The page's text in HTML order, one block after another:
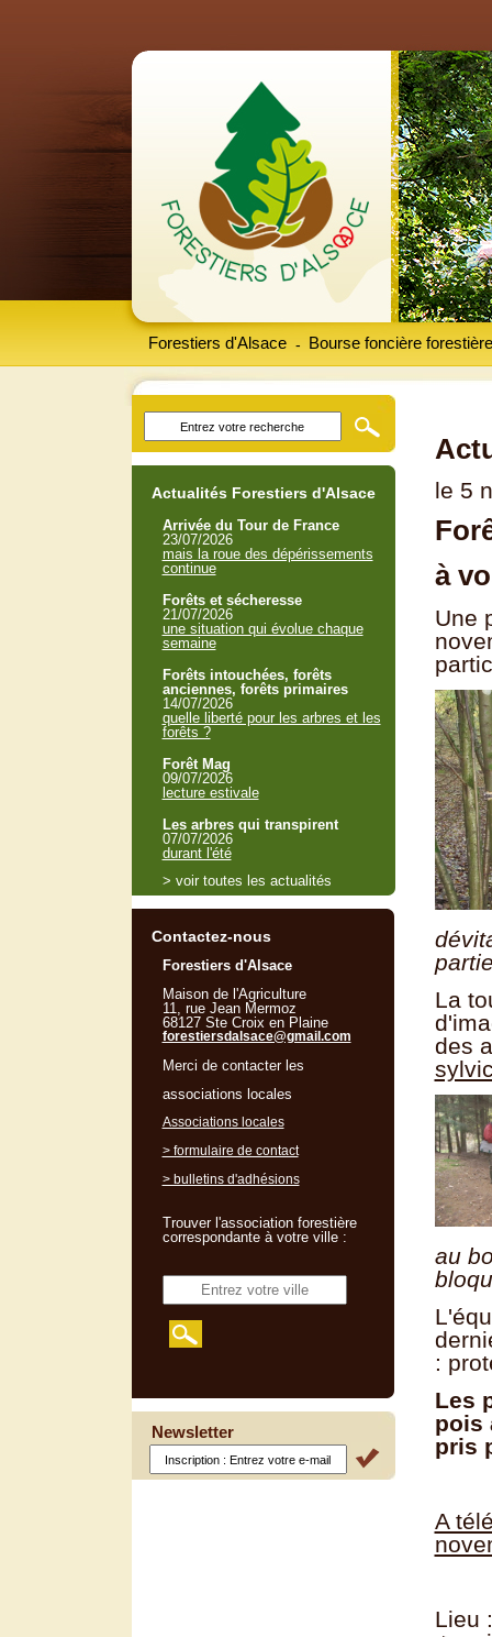
Forestiers d'Alsace Bourse foncière forestière
-
le 5
à
Une
La
des
:
Les
pois
pris
A
Lieu
Actualités Forestiers d'Alsace
Arrivée du Tour de France
23/07/2026
mais la roue des dépérissements
continue
Forêts et sécheresse
21/07/2026
une situation qui évolue chaque
semaine
Forêts intouchées, forêts
anciennes, forêts primaires
14/07/2026
quelle liberté pour les arbres et les
forêts ?
Forêt Mag
09/07/2026
lecture estivale
Les arbres qui transpirent
07/07/2026
durant l'été
> voir toutes les actualités
Contactez-nous
Forestiers d'Alsace
Maison de l'Agriculture
11, rue Jean Mermoz
68127 Ste Croix en Plaine
forestiersdalsace@gmail.com
Merci de contacter les
associations locales
Associations locales
> formulaire de contact
> bulletins d'adhésions
Trouver l'association forestière
correspondante à votre ville :
Newsletter